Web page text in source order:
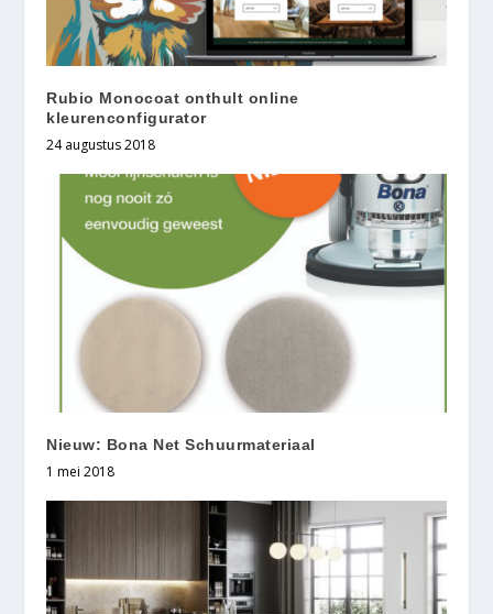
Rubio Monocoat onthult online
kleurenconfigurator
24 augustus 2018
Nieuw: Bona Net Schuurmateriaal
1 mei 2018